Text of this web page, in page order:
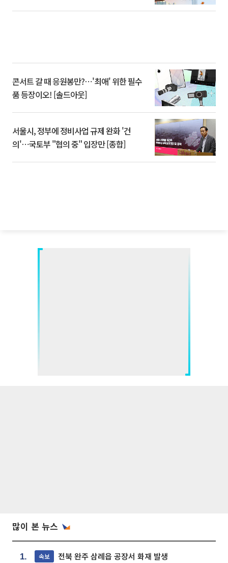
콘서트 갈 때 응원봉만?⋯'최애' 위한 필수
품 등장이오! [솔드아웃]
서울시, 정부에 정비사업 규제 완화 '건
의'⋯국토부 "협의 중" 입장만 [종합]
많이 본 뉴스
1. 속보 전북 완주 삼례읍 공장서 화재 발생